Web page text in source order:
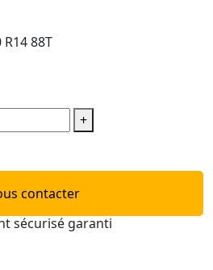
88T
+
contacter
sécurisé garanti